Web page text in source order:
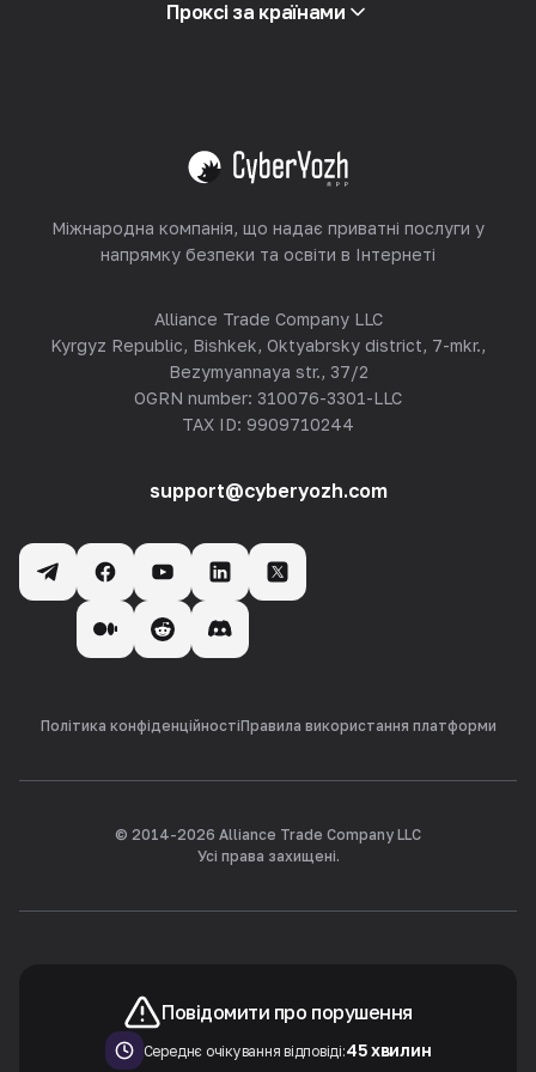
Ресейлінг
Проксі за країнами
Переглянути все
Міжнародна компанія, що надає приватні послуги у
напрямку безпеки та освіти в Інтернеті
Alliance Trade Company LLC
Kyrgyz Republic, Bishkek, Oktyabrsky district, 7-mkr.,
Bezymyannaya str., 37/2
OGRN number: 310076-3301-LLC
TAX ID: 9909710244
support@cyberyozh.com
Політика конфіденційностіПравила використання платформи
© 2014-2026 Alliance Trade Company LLC
Усі права захищені.
Повідомити про порушення
Середнє очікування відповіді:45 хвилин